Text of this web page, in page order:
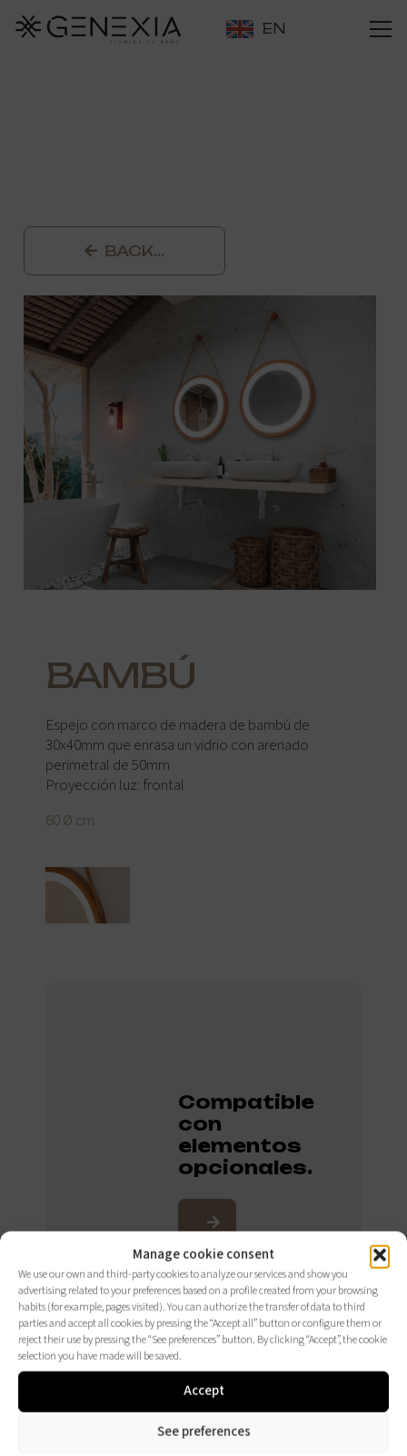
Manage cookie consent
We use our own and third-party cookies to analyze our services and show you
advertising related to your preferences based on a profile created from your browsing
habits (for example, pages visited). You can authorize the transfer of data to third
parties and accept all cookies by pressing the “Accept all” button or configure them or
reject their use by pressing the “See preferences” button. By clicking “Accept”, the cookie
selection you have made will be saved.
Accept
See preferences
EN
BACK…
BAMBÚ
Espejo con marco de madera de bambú de
30x40mm que enrasa un vidrio con arenado
perimetral de 50mm
Proyección luz: frontal
60 Ø cm
Compatible
con
elementos
opcionales.
AQUÍ